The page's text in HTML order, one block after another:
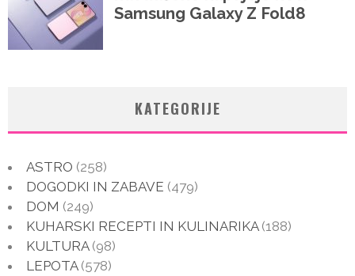
KATEGORIJE
ASTRO (258)
DOGODKI IN ZABAVE (479)
DOM (249)
KUHARSKI RECEPTI IN KULINARIKA(188)
KULTURA(98)
LEPOTA(578)